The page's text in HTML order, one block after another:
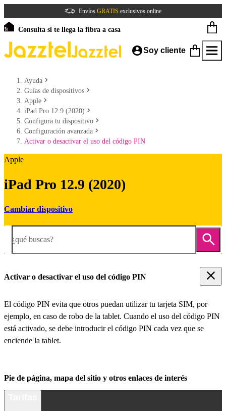
Envíos GRATIS exclusivos online
Consulta si te llega la fibra a casa
Soy cliente
Ayuda
Guías de dispositivos
Apple
iPad Pro 12.9 (2020)
Configura tu dispositivo
Configuración avanzada
Activar o desactivar el uso del código PIN
Apple
iPad Pro 12.9 (2020)
Cambiar dispositivo
¿qué buscas?
Activar o desactivar el uso del código PIN
El código PIN evita que otros puedan utilizar tu tarjeta SIM, por
ejemplo, en caso de robo de la tablet. Cuando el uso del código PIN
está activado, se debe introducir el código PIN cada vez que se
enciende la tablet.
Pie de página, mapa del sitio y otros enlaces de interés